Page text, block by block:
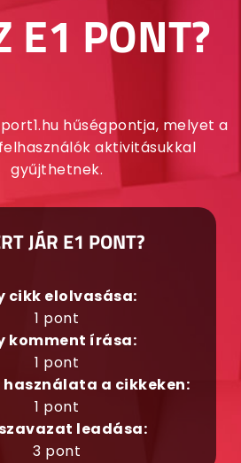
E1 PONT?
hűségpontja, melyet a
aktivitásukkal
gyűjthetnek.
JÁR E1 PONT?
cikk elolvasása:
1 pont
komment írása:
1 pont
használata a cikkeken:
1 pont
leadása:
3 pont